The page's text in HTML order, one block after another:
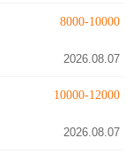
8000-10000
2026.08.07
10000-12000
2026.08.07